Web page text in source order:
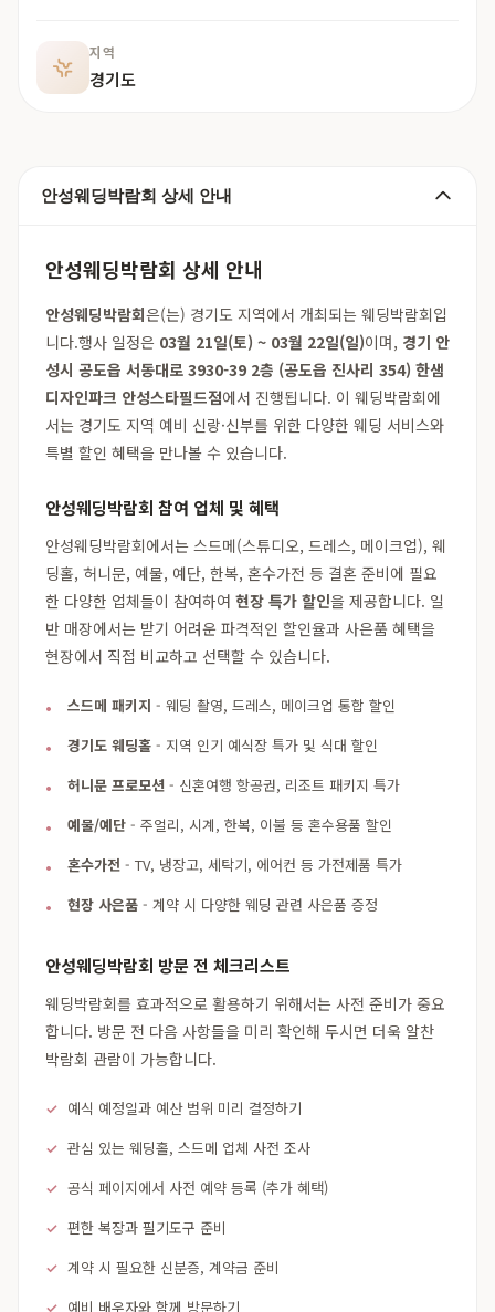
지역
경기도
안성웨딩박람회 상세 안내
안성웨딩박람회 상세 안내
안성웨딩박람회은(는) 경기도 지역에서 개최되는 웨딩박람회입
니다.행사 일정은 03월 21일(토) ~ 03월 22일(일)이며, 경기 안
성시 공도읍 서동대로 3930-39 2층 (공도읍 진사리 354) 한샘
디자인파크 안성스타필드점에서 진행됩니다. 이 웨딩박람회에
서는 경기도 지역 예비 신랑·신부를 위한 다양한 웨딩 서비스와
특별 할인 혜택을 만나볼 수 있습니다.
안성웨딩박람회 참여 업체 및 혜택
안성웨딩박람회에서는 스드메(스튜디오, 드레스, 메이크업), 웨
딩홀, 허니문, 예물, 예단, 한복, 혼수가전 등 결혼 준비에 필요
한 다양한 업체들이 참여하여 현장 특가 할인을 제공합니다. 일
반 매장에서는 받기 어려운 파격적인 할인율과 사은품 혜택을
현장에서 직접 비교하고 선택할 수 있습니다.
스드메 패키지 - 웨딩 촬영, 드레스, 메이크업 통합 할인
경기도 웨딩홀 - 지역 인기 예식장 특가 및 식대 할인
허니문 프로모션 - 신혼여행 항공권, 리조트 패키지 특가
예물/예단 - 주얼리, 시계, 한복, 이불 등 혼수용품 할인
혼수가전 - TV, 냉장고, 세탁기, 에어컨 등 가전제품 특가
현장 사은품 - 계약 시 다양한 웨딩 관련 사은품 증정
안성웨딩박람회 방문 전 체크리스트
웨딩박람회를 효과적으로 활용하기 위해서는 사전 준비가 중요
합니다. 방문 전 다음 사항들을 미리 확인해 두시면 더욱 알찬
박람회 관람이 가능합니다.
예식 예정일과 예산 범위 미리 결정하기
관심 있는 웨딩홀, 스드메 업체 사전 조사
공식 페이지에서 사전 예약 등록 (추가 혜택)
편한 복장과 필기도구 준비
계약 시 필요한 신분증, 계약금 준비
예비 배우자와 함께 방문하기